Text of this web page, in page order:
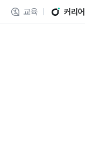
교육 커리어